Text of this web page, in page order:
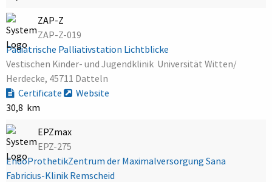
ZAP-Z
ZAP-Z-019
Pädiatrische Palliativstation Lichtblicke
Vestischen Kinder- und Jugendklinik  Universität Witten/
Herdecke, 45711 Datteln
Certificate
Website
30,8 km
EPZmax
EPZ-275
EndoProthetikZentrum der Maximalversorgung Sana
Fabricius-Klinik Remscheid